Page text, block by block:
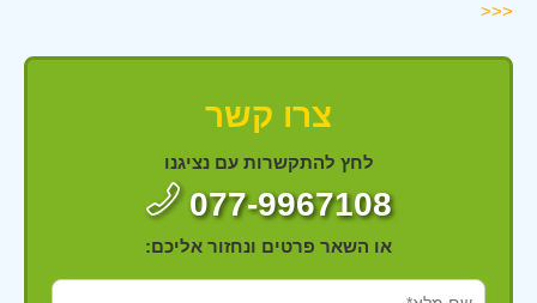
<<<
צרו קשר
לחץ להתקשרות עם נציגנו
077-9967108
או השאר פרטים ונחזור אליכם: